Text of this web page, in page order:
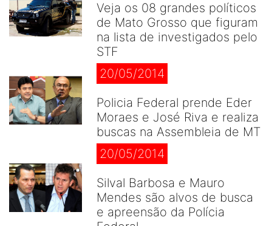
Veja os 08 grandes políticos
de Mato Grosso que figuram
na lista de investigados pelo
STF
20/05/2014
Policia Federal prende Eder
Moraes e José Riva e realiza
buscas na Assembleia de MT
20/05/2014
Silval Barbosa e Mauro
Mendes são alvos de busca
e apreensão da Polícia